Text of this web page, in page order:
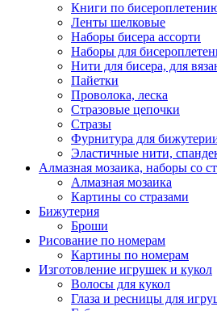
Книги по
Ленты шелковые
Наборы бисера ассорти
Наборы для
Нити для бисера, для
Пайетки
Проволока, леска
Стразовые цепочки
Стразы
Фурнитура для
Эластичные нити,
Алмазная мозаика, наборы со
Алмазная мозаика
Картины co стразами
Бижутерия
Броши
Рисование по номерам
Картины по номерам
Изготовление игрушек и кукол
Волосы для кукол
Глаза и ресницы для